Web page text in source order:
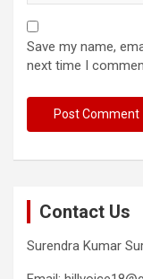
Save my name,
next time I
Contact Us
Surendra Kumar